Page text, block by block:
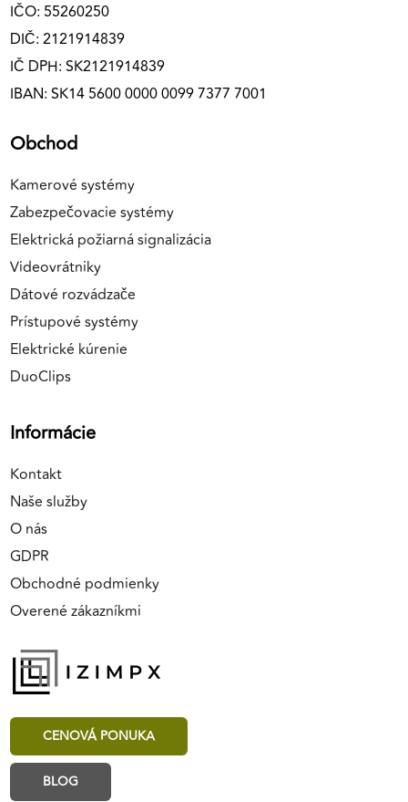
IČO: 55260250
DIČ: 2121914839
IČ DPH: SK2121914839
IBAN: SK14 5600 0000 0099 7377 7001
Obchod
Kamerové systémy
Zabezpečovacie systémy
Elektrická požiarná signalizácia
Videovrátniky
Dátové rozvádzače
Prístupové systémy
Elektrické kúrenie
DuoClips
Informácie
Kontakt
Naše služby
O nás
GDPR
Obchodné podmienky
Overené zákazníkmi
CENOVÁ PONUKA
BLOG